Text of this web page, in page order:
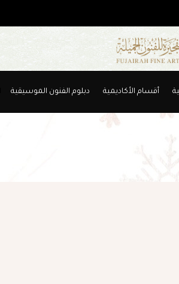
أقسام الأكاديمية دبلوم الفنون الموسيقية